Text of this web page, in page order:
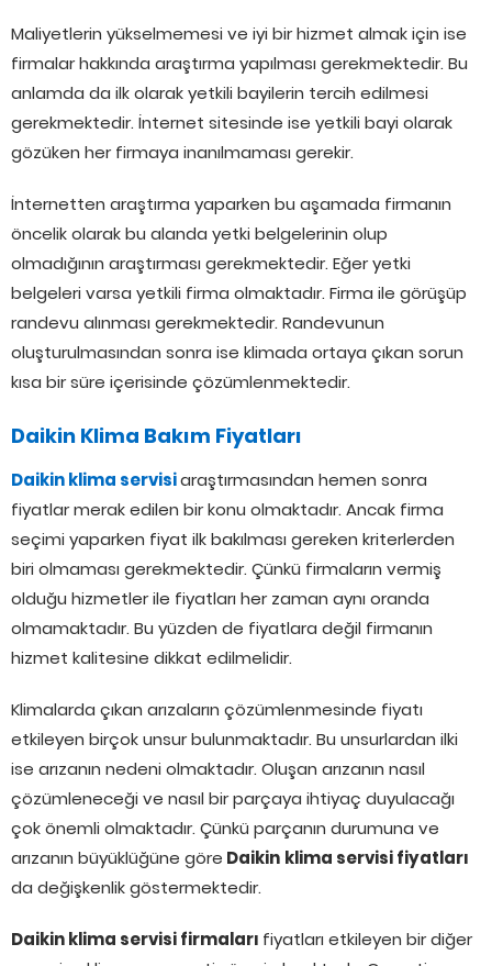
Maliyetlerin yükselmemesi ve iyi bir hizmet almak için ise
firmalar hakkında araştırma yapılması gerekmektedir. Bu
anlamda da ilk olarak yetkili bayilerin tercih edilmesi
gerekmektedir. İnternet sitesinde ise yetkili bayi olarak
gözüken her firmaya inanılmaması gerekir.
İnternetten araştırma yaparken bu aşamada firmanın
öncelik olarak bu alanda yetki belgelerinin olup
olmadığının araştırması gerekmektedir. Eğer yetki
belgeleri varsa yetkili firma olmaktadır. Firma ile görüşüp
randevu alınması gerekmektedir. Randevunun
oluşturulmasından sonra ise klimada ortaya çıkan sorun
kısa bir süre içerisinde çözümlenmektedir.
Daikin Klima Bakım Fiyatları
Daikin klima servisiaraştırmasından hemen sonra
fiyatlar merak edilen bir konu olmaktadır. Ancak firma
seçimi yaparken fiyat ilk bakılması gereken kriterlerden
biri olmaması gerekmektedir. Çünkü firmaların vermiş
olduğu hizmetler ile fiyatları her zaman aynı oranda
olmamaktadır. Bu yüzden de fiyatlara değil firmanın
hizmet kalitesine dikkat edilmelidir.
Klimalarda çıkan arızaların çözümlenmesinde fiyatı
etkileyen birçok unsur bulunmaktadır. Bu unsurlardan ilki
ise arızanın nedeni olmaktadır. Oluşan arızanın nasıl
çözümleneceği ve nasıl bir parçaya ihtiyaç duyulacağı
çok önemli olmaktadır. Çünkü parçanın durumuna ve
arızanın büyüklüğüne göre Daikin klima servisi fiyatları
da değişkenlik göstermektedir.
Daikin klima servisi firmaları fiyatları etkileyen bir diğer